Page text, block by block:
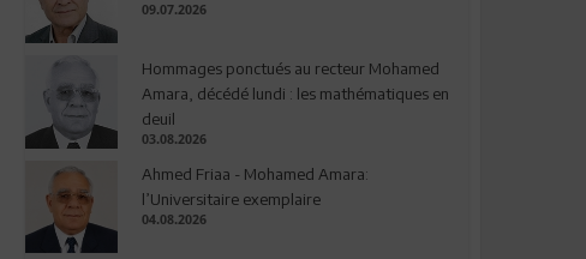
09.07.2026
Hommages ponctués au recteur Mohamed
Amara, décédé lundi : les mathématiques en
deuil
03.08.2026
Ahmed Friaa - Mohamed Amara:
l’Universitaire exemplaire
04.08.2026